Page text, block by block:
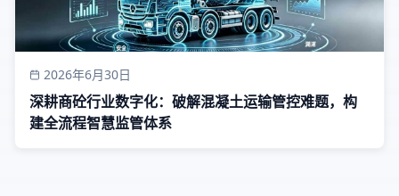
2026年6月30日
深耕商砼行业数字化：破解混凝土运输管控难题，构
建全流程智慧监管体系